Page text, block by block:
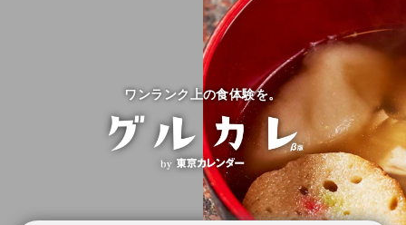
ワンランク上の食体験を。